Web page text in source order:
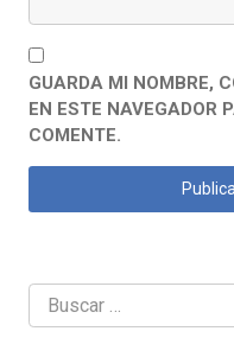
GUARDA MI NOMBRE,
EN ESTE NAVEGADOR
COMENTE.
Buscar: